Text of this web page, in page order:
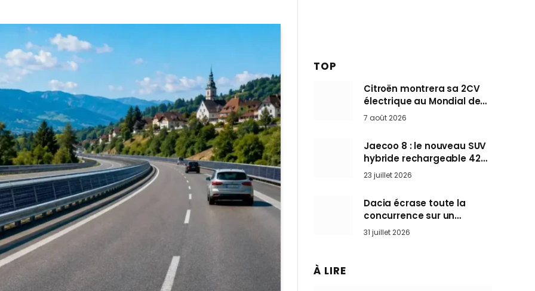
TOP
Citroën montrera sa 2CV
électrique au Mondial de
Paris pendant que BMW et
7 août 2026
Jaecoo 8 : le nouveau SUV
hybride rechargeable 428
ch qui vise l’Audi Q7 arrive
en Europe cet automne
23 juillet 2026
Dacia écrase toute la
concurrence sur un
marché où personne ne
l’attendait
31 juillet 2026
À LIRE